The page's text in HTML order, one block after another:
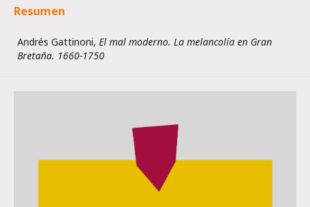
Resumen
Andrés Gattinoni, El mal moderno. La melancolía en Gran
Bretaña. 1660-1750